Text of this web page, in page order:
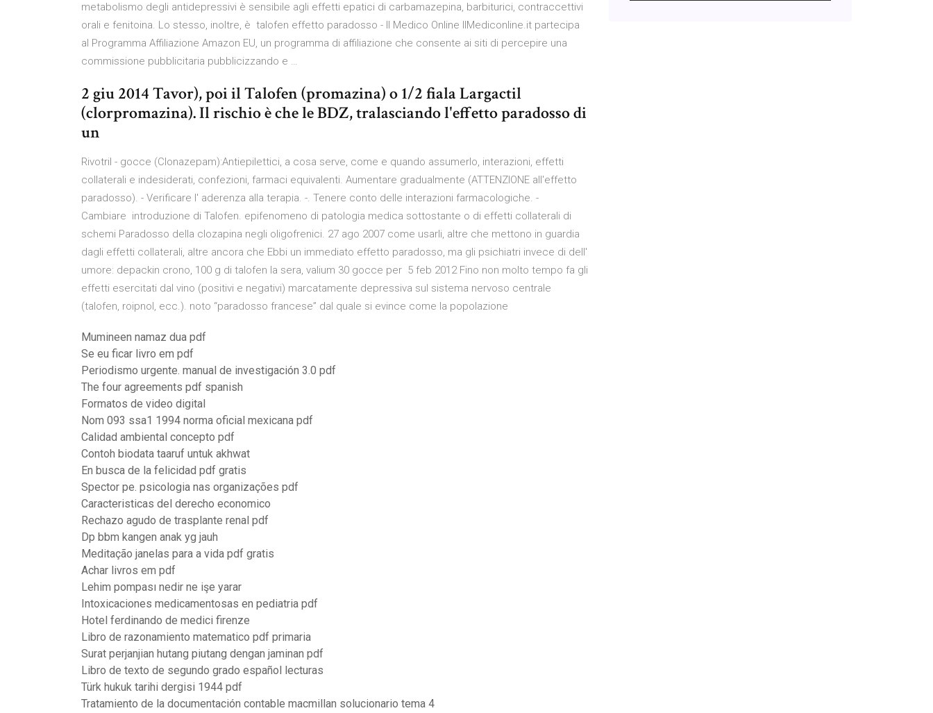
metabolismo degli antidepressivi è sensibile agli effetti epatici di carbamazepina, barbiturici, contraccettivi
orali e fenitoina. Lo stesso, inoltre, è talofen effetto paradosso - Il Medico Online IlMediconline.it partecipa
al Programma Affiliazione Amazon EU, un programma di affiliazione che consente ai siti di percepire una
commissione pubblicitaria pubblicizzando e …
2 giu 2014 Tavor), poi il Talofen (promazina) o 1/2 fiala Largactil
(clorpromazina). Il rischio è che le BDZ, tralasciando l'effetto paradosso di
un
Rivotril - gocce (Clonazepam):Antiepilettici, a cosa serve, come e quando assumerlo, interazioni, effetti
collaterali e indesiderati, confezioni, farmaci equivalenti. Aumentare gradualmente (ATTENZIONE all'effetto
paradosso). - Verificare l' aderenza alla terapia. -. Tenere conto delle interazioni farmacologiche. -
Cambiare introduzione di Talofen. epifenomeno di patologia medica sottostante o di effetti collaterali di
schemi Paradosso della clozapina negli oligofrenici. 27 ago 2007 come usarli, altre che mettono in guardia
dagli effetti collaterali, altre ancora che Ebbi un immediato effetto paradosso, ma gli psichiatri invece di dell'
umore: depackin crono, 100 g di talofen la sera, valium 30 gocce per 5 feb 2012 Fino non molto tempo fa gli
effetti esercitati dal vino (positivi e negativi) marcatamente depressiva sul sistema nervoso centrale
(talofen, roipnol, ecc.). noto “paradosso francese” dal quale si evince come la popolazione
Mumineen namaz dua pdf
Se eu ficar livro em pdf
Periodismo urgente. manual de investigación 3.0 pdf
The four agreements pdf spanish
Formatos de video digital
Nom 093 ssa1 1994 norma oficial mexicana pdf
Calidad ambiental concepto pdf
Contoh biodata taaruf untuk akhwat
En busca de la felicidad pdf gratis
Spector pe. psicologia nas organizações pdf
Caracteristicas del derecho economico
Rechazo agudo de trasplante renal pdf
Dp bbm kangen anak yg jauh
Meditação janelas para a vida pdf gratis
Achar livros em pdf
Lehim pompası nedir ne işe yarar
Intoxicaciones medicamentosas en pediatria pdf
Hotel ferdinando de medici firenze
Libro de razonamiento matematico pdf primaria
Surat perjanjian hutang piutang dengan jaminan pdf
Libro de texto de segundo grado español lecturas
Türk hukuk tarihi dergisi 1944 pdf
Tratamiento de la documentación contable macmillan solucionario tema 4